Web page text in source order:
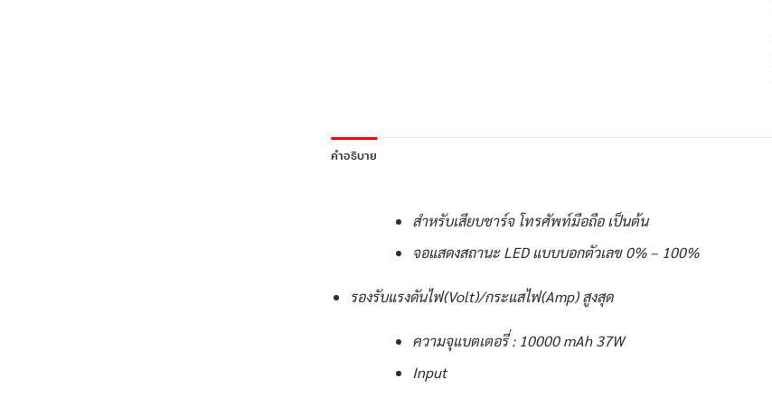
คำอธิบาย
สำหรับเสียบชาร์จ โทรศัพท์มือถือ เป็นต้น
จอแสดงสถานะ LED แบบบอกตัวเลข 0% – 100%
รองรับแรงดันไฟ(Volt)/กระแสไฟ(Amp) สูงสุด
ความจุแบตเตอรี่ : 10000 mAh 37W
Input